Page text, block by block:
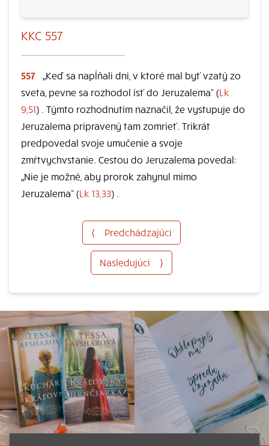
KKC 557
557 „Keď sa napĺňali dni, v ktoré mal byť vzatý zo
sveta, pevne sa rozhodol ísť do Jeruzalema“ (Lk
9,51) . Týmto rozhodnutím naznačil, že vystupuje do
Jeruzalema pripravený tam zomrieť. Trikrát
predpovedal svoje umučenie a svoje
zmŕtvychvstanie. Cestou do Jeruzalema povedal:
„Nie je možné, aby prorok zahynul mimo
Jeruzalema“ (Lk 13,33) .
⟨ Predchádzajúci
Nasledujúci ⟩